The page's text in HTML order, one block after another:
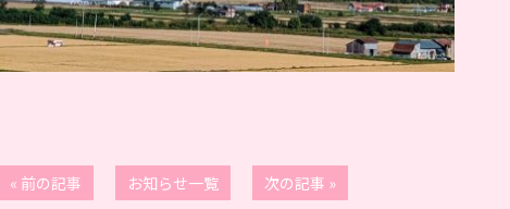
« 前の記事 お知らせ一覧 次の記事 »